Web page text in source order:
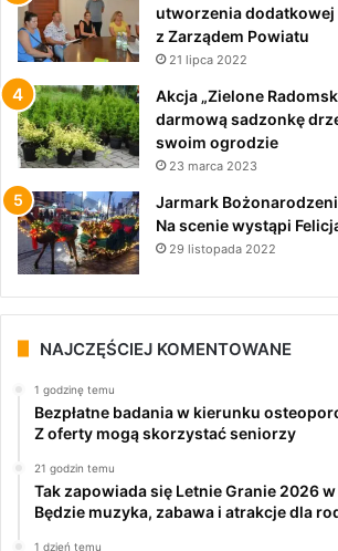
utworzenia dodatkowej
z Zarządem Powiatu
21 lipca 2022
Akcja „Zielone
darmową sadzonkę
swoim ogrodzie
23 marca 2023
Jarmark
Na scenie wystąpi
29 listopada 2022
NAJCZĘŚCIEJ KOMENTOWANE
1 godzinę temu
Bezpłatne badania w kierunku
Z oferty mogą skorzystać seniorzy
21 godzin temu
Tak zapowiada się Letnie Granie 2026
Będzie muzyka, zabawa i atrakcje dla
1 dzień temu